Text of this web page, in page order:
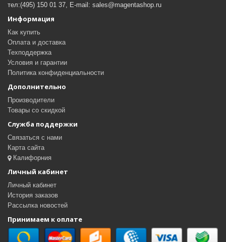
тел:(495) 150 01 37, E-mail: sales@magentashop.ru
Информация
Как купить
Оплата и доставка
Техподдержка
Условия и гарантии
Политика конфиденциальности
Дополнительно
Производители
Товары со скидкой
Служба поддержки
Связаться с нами
Карта сайта
Калифорния
Личный кабинет
Личный кабинет
История заказов
Рассылка новостей
Принимаем к оплате